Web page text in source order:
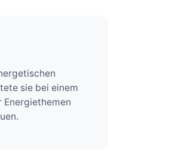
sie bei einem